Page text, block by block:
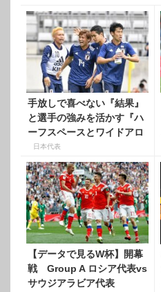
手放しで喜べない『結果』
と選手の強みを活かす『ハ
ーフスペースとワイドアロ
ー』
日本代表
【データで見るW杯】開幕
戦 Group A ロシア代表vs
サウジアラビア代表